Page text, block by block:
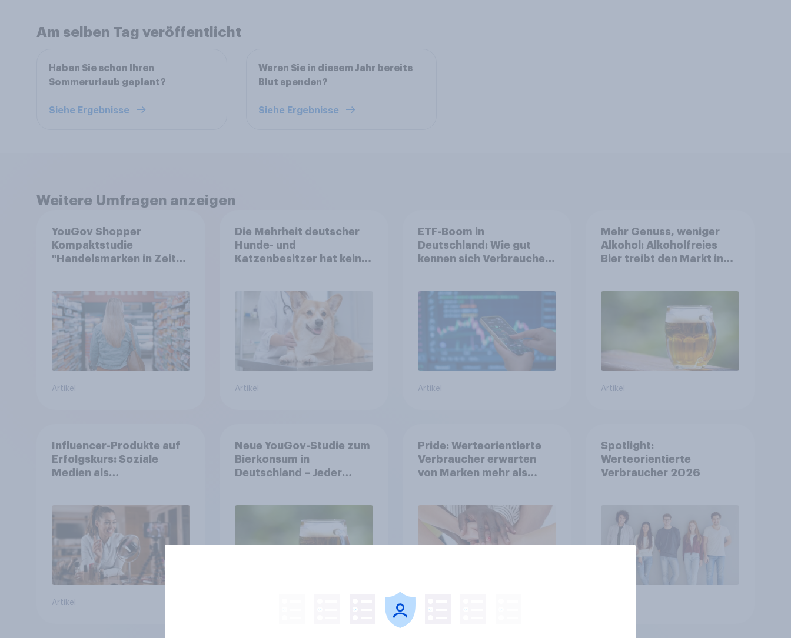
Am selben Tag veröffentlicht
Haben Sie schon Ihren
Sommerurlaub geplant?
Siehe Ergebnisse
Waren Sie in diesem Jahr bereits
Blut spenden?
Siehe Ergebnisse
Weitere Umfragen anzeigen
YouGov Shopper
Kompaktstudie
"Handelsmarken in Zeiten
Artikel
Die Mehrheit deutscher
Hunde- und
Katzenbesitzer hat keine
Artikel
ETF-Boom in
Deutschland: Wie gut
kennen sich Verbraucher
Artikel
Mehr Genuss, weniger
Alkohol: Alkoholfreies
Bier treibt den Markt in
Artikel
Influencer-Produkte auf
Erfolgskurs: Soziale
Medien als
Artikel
Neue YouGov-Studie zum
Bierkonsum in
Deutschland – Jeder
um über 23 Prozent
Pride: Werteorientierte
Verbraucher erwarten
von Marken mehr als
Spotlight:
Werteorientierte
Verbraucher 2026